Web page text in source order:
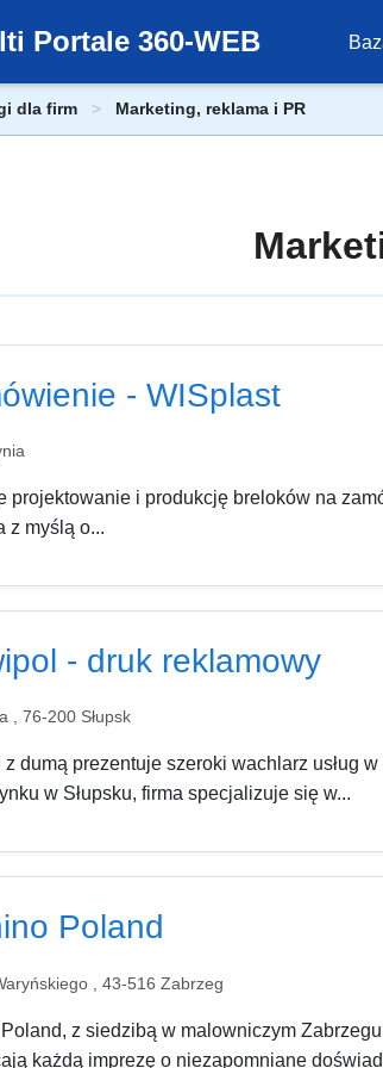
Portale 360-WEB
dla firm Marketing, reklama i PR
- WISplast
projektowanie i produkcję breloków na
z myślą o...
- druk reklamowy
, 76-200 Słupsk
z dumą prezentuje szeroki wachlarz usług
w Słupsku, firma specjalizuje się w...
Poland
, 43-516 Zabrzeg
z siedzibą w malowniczym
każdą imprezę o niezapomniane